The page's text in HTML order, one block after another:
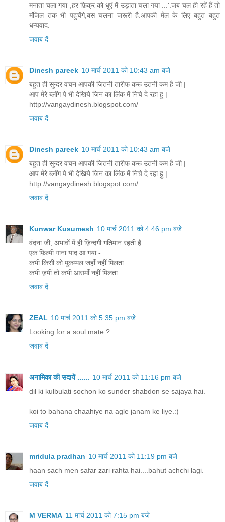
मनाता चला गया ,हर फ़िक्र को धुएं में उड़ाता चला गया ...'.जब चल ही रहें हैं तो
मंजिल तक भी पहुचेंगे,बस चलना जरूरी है.आपकी मेल के लिए बहुत बहुत
धन्यवाद.
जवाब दें
Dinesh pareek 10 मार्च 2011 को 10:43 am बजे
बहुत ही सुन्दर वचन आपकी जितनी तारीफ करू उतनी कम है जी |
आप मेरे ब्लॉग पे भी देखिये जिन का लिंक में निचे दे रहा हु |
http://vangaydinesh.blogspot.com/
जवाब दें
Dinesh pareek 10 मार्च 2011 को 10:43 am बजे
बहुत ही सुन्दर वचन आपकी जितनी तारीफ करू उतनी कम है जी |
आप मेरे ब्लॉग पे भी देखिये जिन का लिंक में निचे दे रहा हु |
http://vangaydinesh.blogspot.com/
जवाब दें
Kunwar Kusumesh 10 मार्च 2011 को 4:46 pm बजे
वंदना जी, अभावों में ही ज़िन्दगी गतिमान रहती है.
एक फ़िल्मी गाना याद आ गया:-
कभी किसी को मुकम्मल जहाँ नहीं मिलता.
कभी ज़मीं तो कभी आसमाँ नहीं मिलता.
जवाब दें
ZEAL 10 मार्च 2011 को 5:35 pm बजे
Looking for a soul mate ?
जवाब दें
अनामिका की सदायें ...... 10 मार्च 2011 को 11:16 pm बजे
dil ki kulbulati sochon ko sunder shabdon se sajaya hai.
koi to bahana chaahiye na agle janam ke liye.:)
जवाब दें
mridula pradhan 10 मार्च 2011 को 11:19 pm बजे
haan sach men safar zari rahta hai....bahut achchi lagi.
जवाब दें
M VERMA 11 मार्च 2011 को 7:15 pm बजे